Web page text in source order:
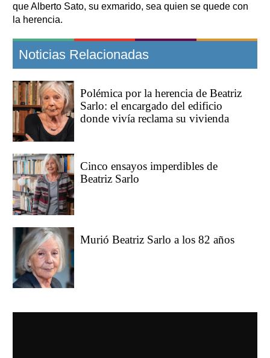
que Alberto Sato, su exmarido, sea quien se quede con
la herencia.
Noticias Relacionadas
Polémica por la herencia de Beatriz
Sarlo: el encargado del edificio
donde vivía reclama su vivienda
Cinco ensayos imperdibles de
Beatriz Sarlo
Murió Beatriz Sarlo a los 82 años